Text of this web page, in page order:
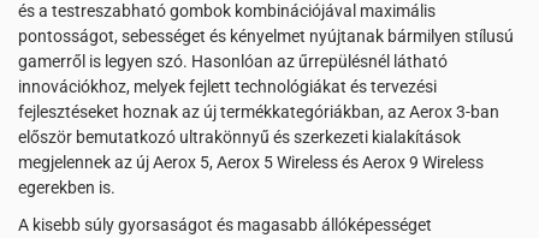
és a testreszabható gombok kombinációjával maximális
pontosságot, sebességet és kényelmet nyújtanak bármilyen stílusú
gamerről is legyen szó. Hasonlóan az űrrepülésnél látható
innovációkhoz, melyek fejlett technológiákat és tervezési
fejlesztéseket hoznak az új termékkategóriákban, az Aerox 3-ban
először bemutatkozó ultrakönnyű és szerkezeti kialakítások
megjelennek az új Aerox 5, Aerox 5 Wireless és Aerox 9 Wireless
egerekben is.
A kisebb súly gyorsaságot és magasabb állóképességet